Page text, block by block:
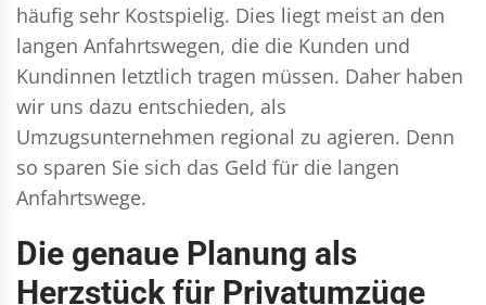
häufig sehr Kostspielig. Dies liegt meist an den
langen Anfahrtswegen, die die Kunden und
Kundinnen letztlich tragen müssen. Daher haben
wir uns dazu entschieden, als
Umzugsunternehmen regional zu agieren. Denn
so sparen Sie sich das Geld für die langen
Anfahrtswege.
Die genaue Planung als
Herzstück für Privatumzüge